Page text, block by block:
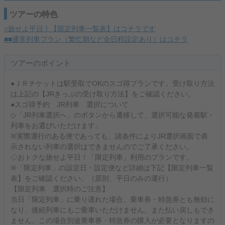
ツアーの特色
○旅せよ平日！【限定列車一覧表】はコチラです
■■通常列車プラン（繁忙期など全日程設定あり）はコチラ
ツアーのポイント
●ＪＲチケットは駅受取でOKのスゴ得プランです。受け取り方法
は上記の【JRきっぷの受け取り方法】をご確認ください。
●スゴ得予約 JR列車 選択について
◇「JR列車選択へ」のボタンから遷移して、選択可能な発着駅・
列車をお選びいただけます。
※実際運行のある便であっても、諸条件によりJR選択画面で表
示されない列車の選択はできませんのでご了承ください。
◇おトクな旅せよ平日！「限定列車」利用のプランです。
※「限定列車」の設定日・設定便など詳細は下記【限定列車一覧
表】をご確認ください。（原則、平日のみの運行）
【限定列車 選択時のご注意】
当日「限定列車」に乗り遅れた場合、乗車券・特急券とも無効に
なり、後続列車にもご乗車いただけません。また払い戻しもでき
ません。この場合別途乗車券・特急券の購入が必要となりますの